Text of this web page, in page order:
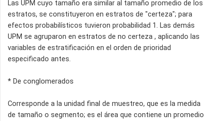
Las UPM cuyo tamaño era similar al tamaño promedio de los
estratos, se constituyeron en estratos de "certeza"; para
efectos probabilísticos tuvieron probabilidad 1. Las demás
UPM se agruparon en estratos de no certeza , aplicando las
variables de estratificación en el orden de prioridad
especificado antes.
* De conglomerados
Corresponde a la unidad final de muestreo, que es la medida
de tamaño o segmento; es el área que contiene un promedio